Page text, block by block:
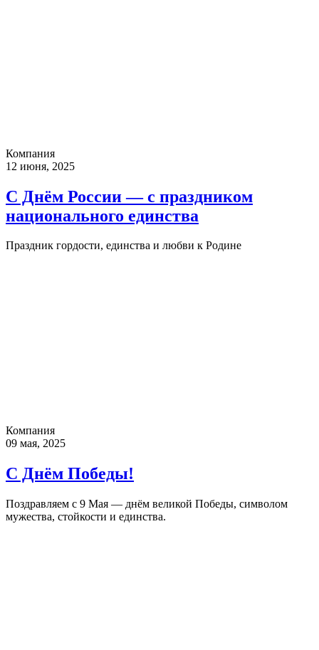
Компания
12 июня, 2025
С Днём России — с праздником
национального единства
Праздник гордости, единства и любви к Родине
Компания
09 мая, 2025
С Днём Победы!
Поздравляем с 9 Мая — днём великой Победы, символом
мужества, стойкости и единства.